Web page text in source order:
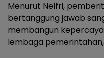
Menurut Nelfri,
bertanggung jawab
membangun
lembaga